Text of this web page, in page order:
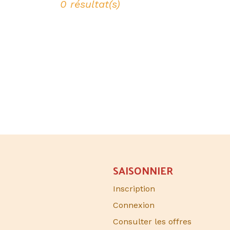
0 résultat(s)
SAISONNIER​
Inscription
Connexion
Consulter les offres